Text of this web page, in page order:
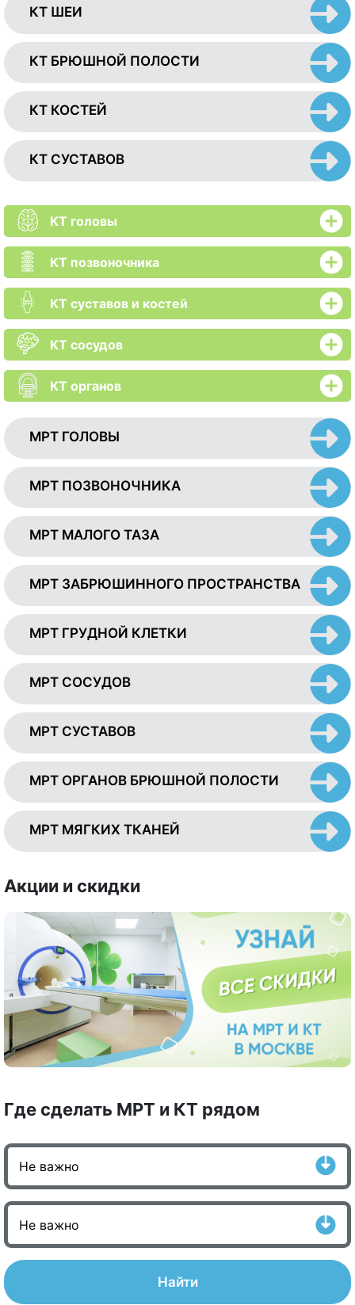
КТ ШЕИ
КТ БРЮШНОЙ ПОЛОСТИ
КТ КОСТЕЙ
КТ СУСТАВОВ
КТ головы
КТ позвоночника
КТ суставов и костей
КТ сосудов
КТ органов
МРТ ГОЛОВЫ
МРТ ПОЗВОНОЧНИКА
МРТ МАЛОГО ТАЗА
МРТ ЗАБРЮШИННОГО ПРОСТРАНСТВА
МРТ ГРУДНОЙ КЛЕТКИ
МРТ СОСУДОВ
МРТ СУСТАВОВ
МРТ ОРГАНОВ БРЮШНОЙ ПОЛОСТИ
МРТ МЯГКИХ ТКАНЕЙ
Акции и скидки
Где сделать МРТ и КТ рядом
Найти